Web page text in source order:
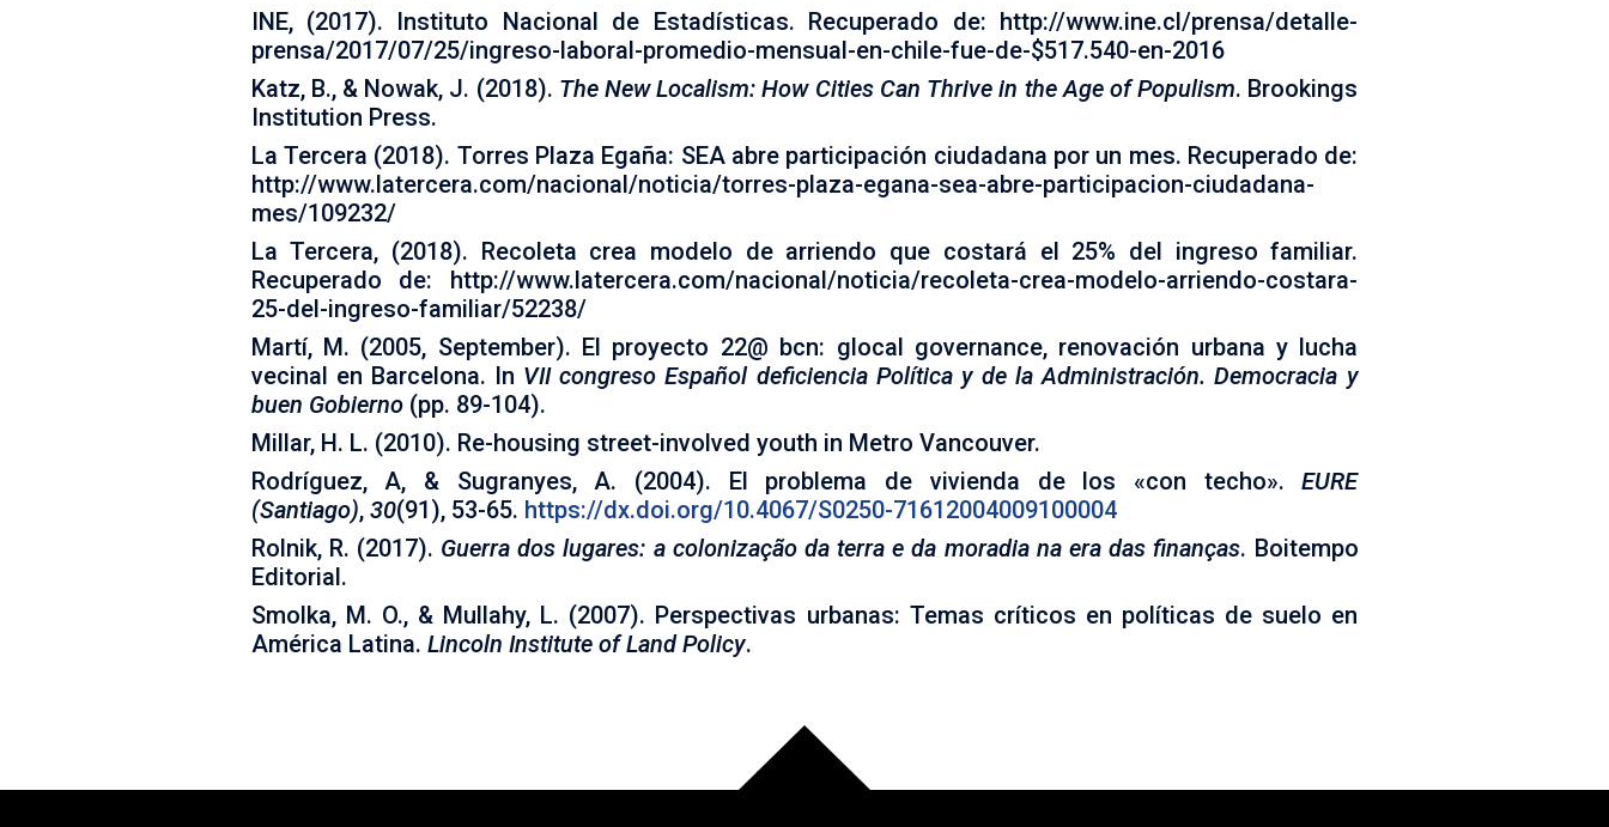
INE, (2017). Instituto Nacional de Estadísticas. Recuperado de: http://www.ine.cl/prensa/detalle-
prensa/2017/07/25/ingreso-laboral-promedio-mensual-en-chile-fue-de-$517.540-en-2016
Katz, B., & Nowak, J. (2018). The New Localism: How Cities Can Thrive in the Age of Populism. Brookings
Institution Press.
La Tercera (2018). Torres Plaza Egaña: SEA abre participación ciudadana por un mes. Recuperado de:
http://www.latercera.com/nacional/noticia/torres-plaza-egana-sea-abre-participacion-ciudadana-
mes/109232/
La Tercera, (2018). Recoleta crea modelo de arriendo que costará el 25% del ingreso familiar.
Recuperado de: http://www.latercera.com/nacional/noticia/recoleta-crea-modelo-arriendo-costara-
25-del-ingreso-familiar/52238/
Martí, M. (2005, September). El proyecto 22@ bcn: glocal governance, renovación urbana y lucha
vecinal en Barcelona. In VII congreso Español deficiencia Política y de la Administración.Democracia y
buen Gobierno(pp. 89-104).
Millar, H. L. (2010). Re-housing street-involved youth in Metro Vancouver.
Rodríguez, A, & Sugranyes, A. (2004). El problema de vivienda de los «con techo».EURE
(Santiago), 30(91), 53-65. https://dx.doi.org/10.4067/S0250-71612004009100004
Rolnik, R. (2017). Guerra dos lugares: a colonização da terra e da moradia na era das finanças. Boitempo
Editorial.
Smolka, M. O., & Mullahy, L. (2007). Perspectivas urbanas: Temas críticos en políticas de suelo en
América Latina. Lincoln Institute of Land Policy.